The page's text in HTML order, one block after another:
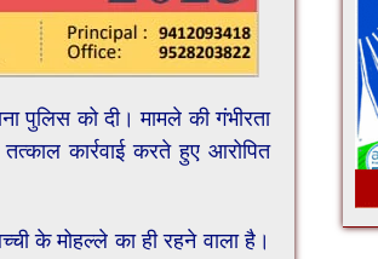
पुलिस को दी। मामले की गंभीरता
कार्रवाई करते हुए आरोपित
के मोहल्ले का ही रहने वाला है।